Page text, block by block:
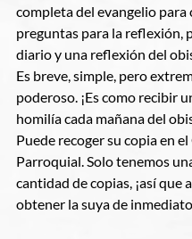
completa del evangelio para
preguntas para la reflexión,
diario y una reflexión del
Es breve, simple, pero
poderoso. ¡Es como recibir
homilía cada mañana del
Puede recoger su copia en
Parroquial. Solo tenemos
cantidad de copias, ¡así que
obtener la suya de